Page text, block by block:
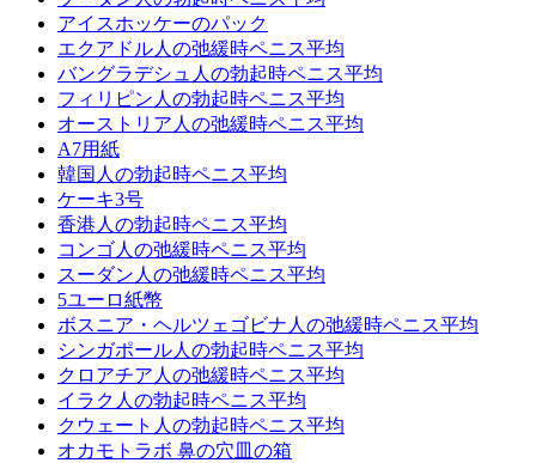
アイスホッケーのパック
エクアドル人の弛緩時ペニス平均
バングラデシュ人の勃起時ペニス平均
フィリピン人の勃起時ペニス平均
オーストリア人の弛緩時ペニス平均
A7用紙
韓国人の勃起時ペニス平均
ケーキ3号
香港人の勃起時ペニス平均
コンゴ人の弛緩時ペニス平均
スーダン人の弛緩時ペニス平均
5ユーロ紙幣
ボスニア・ヘルツェゴビナ人の弛緩時ペニス平均
シンガポール人の勃起時ペニス平均
クロアチア人の弛緩時ペニス平均
イラク人の勃起時ペニス平均
クウェート人の勃起時ペニス平均
オカモトラボ 鼻の穴皿の箱